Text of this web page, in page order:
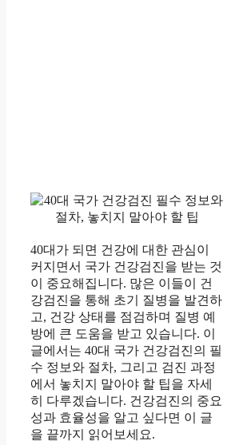
40대가 되면 건강에 대한 관심이
커지면서 국가 건강검진을 받는 것
이 중요해집니다. 많은 이들이 건
강검진을 통해 초기 질병을 발견하
고, 건강 상태를 점검하며 질병 예
방에 큰 도움을 받고 있습니다. 이
글에서는 40대 국가 건강검진의 필
수 정보와 절차, 그리고 검진 과정
에서 놓치지 말아야 할 팁을 자세
히 다루겠습니다. 건강검진의 중요
성과 효율성을 알고 싶다면 이 글
을 끝까지 읽어보세요.